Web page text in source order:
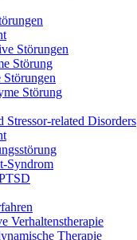
Störungen
Störung
Störung
Stressor-related Disorders
Syndrom
Verhaltenstherapie
Therapie